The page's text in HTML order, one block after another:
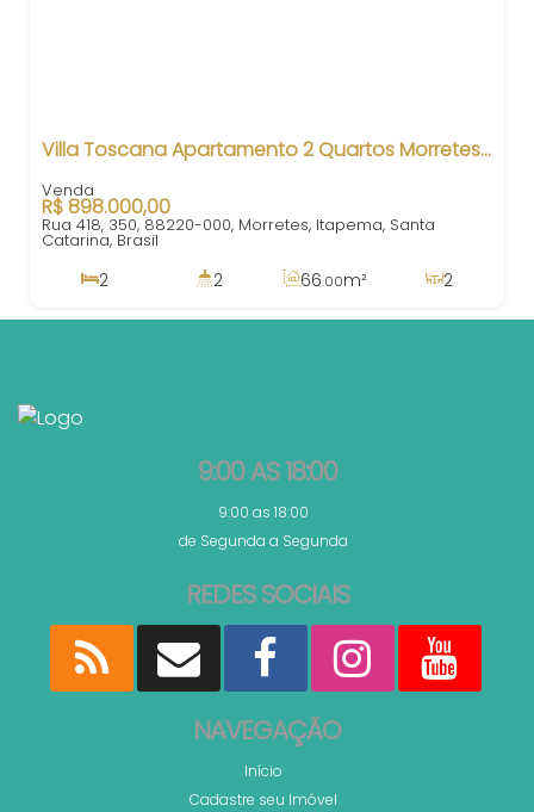
Villa Toscana Apartamento 2 Quartos Morretes Itapema SC
R$ 898.000,00
Rua 418, 350, 88220-000, Morretes, Itapema, Santa
Catarina, Brasil
2 2 66.00m²
2
66
m²
9:00 AS 18:00
9:00 as 18:00
de Segunda a Segunda
REDES SOCIAIS
NAVEGAÇÃO
Início
Cadastre seu Imóvel